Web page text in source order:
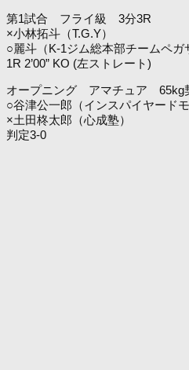
第1試合 フライ級 3分3R
×小林拓斗（T.G.Y）
○麗斗（K-1ジム総本部チームペガ
1R 2’00” KO (左ストレート)
オープニング アマチュア 65kg
○谷津公一郎（インスパイヤードモ
×土田柊太郎（心成塾）
判定3-0